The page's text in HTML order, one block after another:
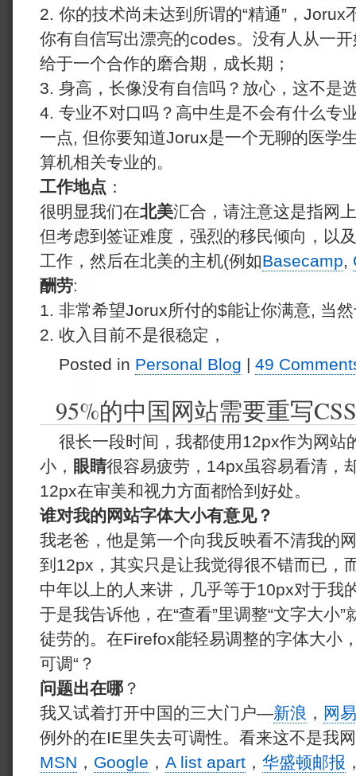
2. 你的技术尚未达到所谓的“精通”，Jorux
你有自信写出漂亮的codes。没有人从一
给于一个合作的磨合期，成长期；
3. 身高，长像没有自信吗？放心，这不是
4. 专业不对口吗？高中生是不会有什么专
一点, 但你要知道Jorux是一个无聊的医学
算机相关专业的。
工作地点 ：
很明显我们在北美汇合，请注意这是指网
但考虑到签证难度，强烈的移民倾向，以
工作，然后在北美的主机(例如Basecamp,
酬劳:
1. 非常希望Jorux所付的$能让你满意, 当
2. 收入目前不是很稳定，
Posted in Personal Blog |49
95%的中国网站需要重写CSS
很长一段时间，我都使用12px作为网站
小， 眼睛很容易疲劳，14px虽容易看清，
12px在审美和视力方面都恰到好处。
谁对我的网站字体大小有意见？
我老爸，他是第一个向我反映看不清我的
到12px，其实只是让我觉得很不错而已，
中年以上的人来讲，几乎等于10px对于我
于是我告诉他，在“查看”里调整“文字大小
徒劳的。在Firefox能轻易调整的字体大小
可调“？
问题出在哪 ？
我又试着打开中国的三大门户—新浪 ， 网易
例外的在IE里失去可调性。看来这不是我
MSN ， Google ， A list apart ， 华盛顿邮报